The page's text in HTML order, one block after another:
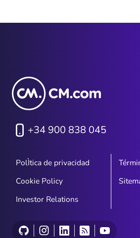
of
+34 900 838 045
PolÌtica de privacidad
Cookie Policy
Investor Relations